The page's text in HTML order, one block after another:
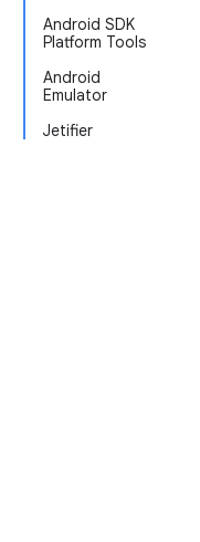
Android SDK
Platform Tools
Android
Emulator
Jetifier